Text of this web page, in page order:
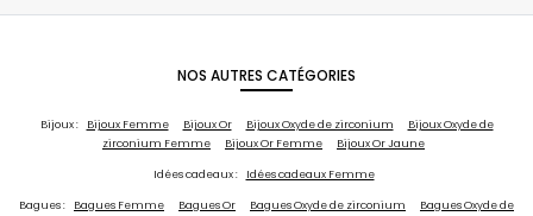
NOS AUTRES CATÉGORIES
Bijoux : Bijoux Femme Bijoux Or Bijoux Oxyde de zirconium
Bijoux Oxyde de
zirconium Femme
Bijoux Or Femme Bijoux Or Jaune
Idées cadeaux : Idées cadeaux Femme
Bagues : Bagues Femme Bagues Or Bagues Oxyde de zirconium
Bagues Oxyde de